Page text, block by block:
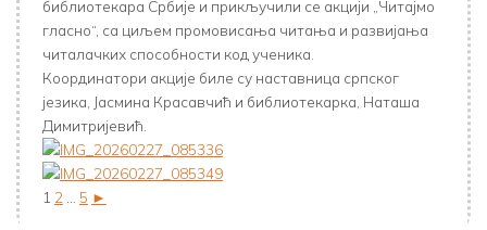
библиотекара Србије и прикључили се акцији „Читајмо
гласно“, са циљем промовисања читања и развијања
читалачких способности код ученика.
Координатори акције биле су наставница српског
језика, Јасмина Красавчић и библиотекарка, Наташа
Димитријевић.
1 2 5 ►